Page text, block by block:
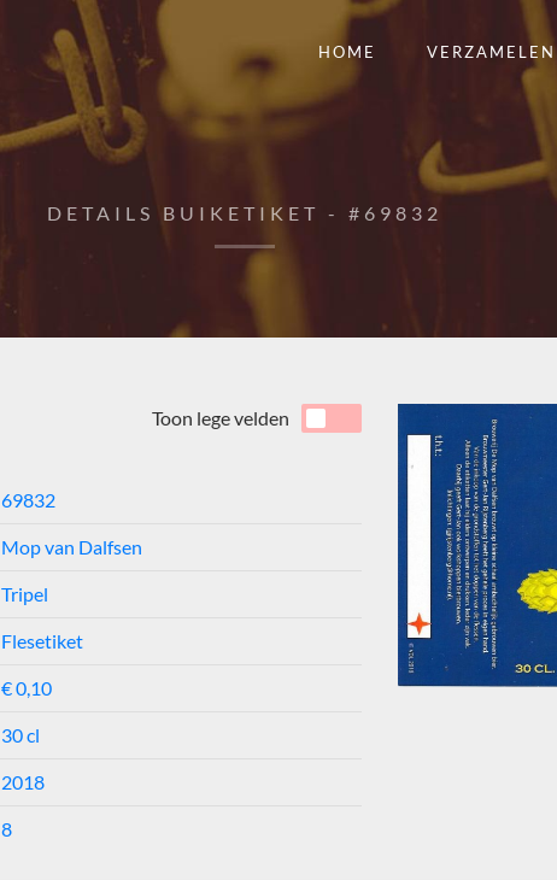
HOME VERZAMELEN
DETAILS BUIKETIKET - #69832
Toon lege velden
69832
Mop van Dalfsen
Tripel
Flesetiket
€ 0,10
30 cl
2018
8